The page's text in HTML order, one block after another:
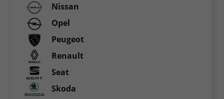
Nissan
Opel
Peugeot
Renault
Seat
Skoda